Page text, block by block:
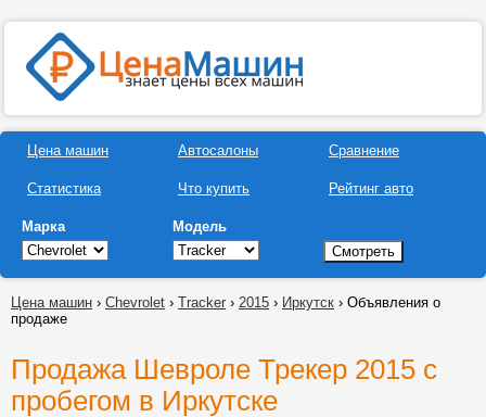
Цена машин
Статистика
Автосалоны
Что купить
Сравнение
Рейтинг авто
Марка Модель
Цена машин › Chevrolet › Tracker › 2015 › Иркутск › Объявления о
продаже
Продажа Шевроле Трекер 2015 с
пробегом в Иркутске